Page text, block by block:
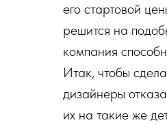
его стартовой
решится на
компания
Итак, чтобы
дизайнеры
их на такие же